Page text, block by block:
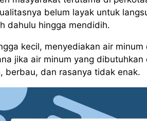
belum layak untuk
dahulu hingga mendidih.
kecil, menyediakan air
jika air minum yang
berbau, dan rasanya tidak enak.